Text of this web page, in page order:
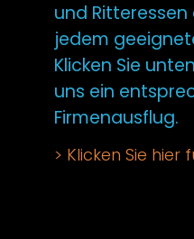
und
jedem
Klicken Sie
uns ein
Firmenausflug.
Klicken Sie hier